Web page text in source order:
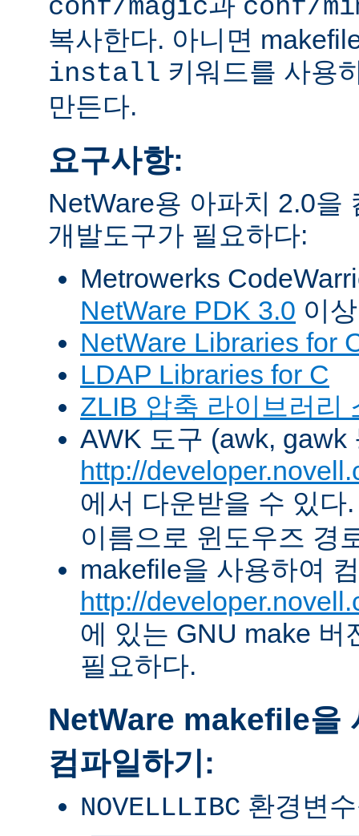
conf/magic
conf/
복사한다. 아니면
install 키워드를 사용
만든다.
요구사항:
NetWare용 아파치 2.0을
개발도구가 필요하다:
Metrowerks
NetWare PDK 3.0 이
NetWare Libraries for
LDAP Libraries for C
ZLIB 압축 라이브러리
AWK 도구 (awk, gawk
http://
에서 다운받을 수 있
이름으로 윈도우즈 경
makefile을 사용하여
http://
에 있는 GNU make 버
필요하다.
NetWare makefile을
컴파일하기:
NOVELLLIBC 환경변